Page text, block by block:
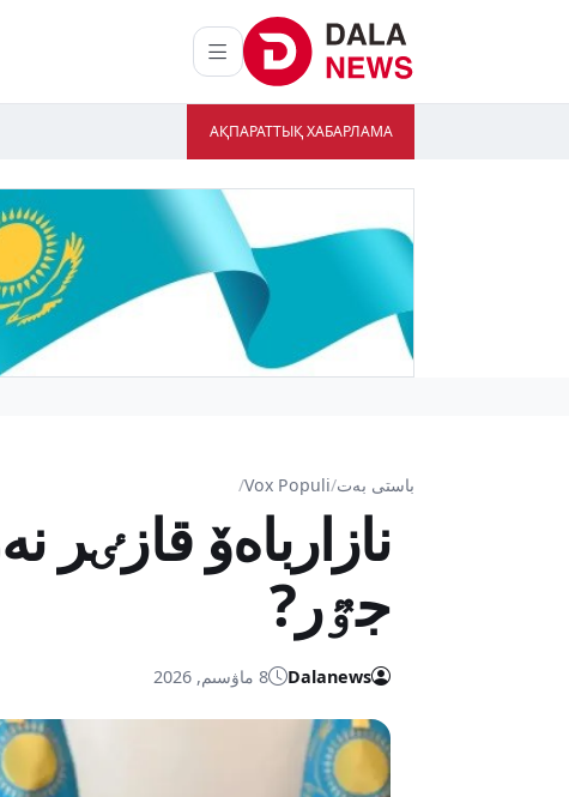
АҚПАРАТТЫҚ ХАБАРЛАМА
باستى بەت/
Vox Populi
/
نازارباەۆ قازٸر
جٷر?
Dalanews 8 ماۋسىم, 2026